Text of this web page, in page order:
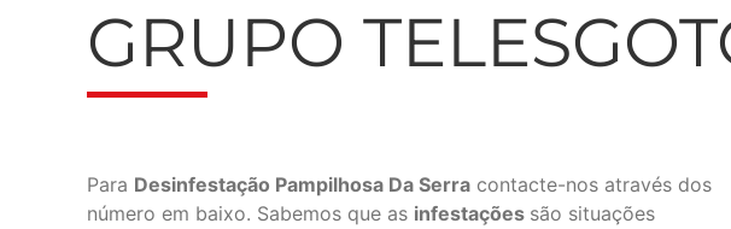
GRUPO
Para Desinfestação Pampilhosa Da Serra contacte-nos através dos
número em baixo. Sabemos que as infestações são situações